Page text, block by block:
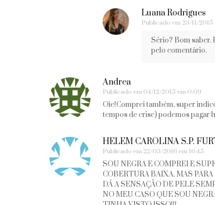
Luana Rodrigues
Publicado em 23/11/2015
Sério? Bom saber.
pelo comentário.
Andrea
Publicado em 04/12/2015 em 0:09
Oie!Comprei também, super
tempos de crise) podemos pagar
HELEM CAROLINA S.P.
Publicado em 22/03/2016 em 16:45
SOU NEGRA E COMPREI E
COBERTURA BAIXA, MAS
DÁ A SENSAÇÃO DE PELE
NO MEU CASO QUE SOU